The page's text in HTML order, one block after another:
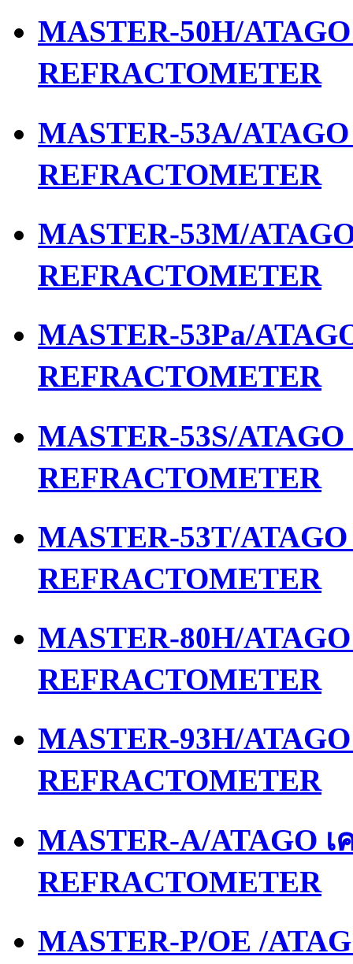
MASTER-50H/
REFRACTOMETER
MASTER-53A/
REFRACTOMETER
MASTER-53M/
REFRACTOMETER
MASTER-53Pa/
REFRACTOMETER
MASTER-53S/
REFRACTOMETER
MASTER-53T/
REFRACTOMETER
MASTER-80H/
REFRACTOMETER
MASTER-93H/
REFRACTOMETER
MASTER-A/ATAGO
REFRACTOMETER
MASTER-P/OE /